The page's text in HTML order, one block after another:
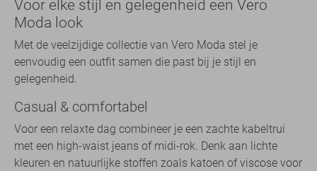
Voor elke stijl en gelegenheid een Vero
Moda look
Met de veelzijdige collectie van Vero Moda stel je
eenvoudig een outfit samen die past bij je stijl en
gelegenheid.
Casual & comfortabel
Voor een relaxte dag combineer je een zachte kabeltrui
met een high-waist jeans of midi-rok. Denk aan lichte
kleuren en natuurlijke stoffen zoals katoen of viscose voor